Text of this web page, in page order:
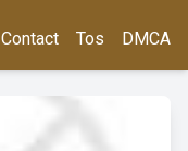
Contact Tos DMCA